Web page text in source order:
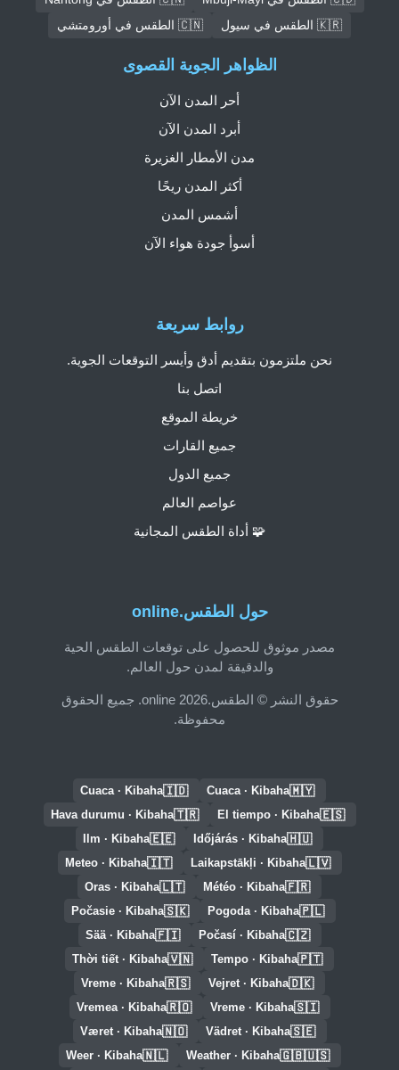
🇰🇷 الطقس في سيول
🇨🇳 الطقس في أورومتشي
حول الطقس.online
مصدر موثوق للحصول على توقعات الطقس الحية
والدقيقة لمدن حول العالم.
حقوق النشر © الطقس.online 2026. جميع الحقوق
محفوظة.
روابط سريعة
نحن ملتزمون بتقديم أدق وأيسر التوقعات الجوية.
اتصل بنا
خريطة الموقع
جميع القارات
جميع الدول
عواصم العالم
🧩 أداة الطقس المجانية
الظواهر الجوية القصوى
أحر المدن الآن
أبرد المدن الآن
مدن الأمطار الغزيرة
أكثر المدن ريحًا
أشمس المدن
أسوأ جودة هواء الآن
🇲🇾
Cuaca · Kibaha
🇮🇩
Cuaca · Kibaha
🇪🇸
El tiempo · Kibaha
🇹🇷
Hava durumu · Kibaha
🇭🇺
Időjárás · Kibaha
🇪🇪
Ilm · Kibaha
🇱🇻
Laikapstākļi · Kibaha
🇮🇹
Meteo · Kibaha
🇫🇷
Météo · Kibaha
🇱🇹
Oras · Kibaha
🇵🇱
Pogoda · Kibaha
🇸🇰
Počasie · Kibaha
🇨🇿
Počasí · Kibaha
🇫🇮
Sää · Kibaha
🇵🇹
Tempo · Kibaha
🇻🇳
Thời tiết · Kibaha
🇩🇰
Vejret · Kibaha
🇷🇸
Vreme · Kibaha
🇸🇮
Vreme · Kibaha
🇷🇴
Vremea · Kibaha
🇸🇪
Vädret · Kibaha
🇳🇴
Været · Kibaha
🇬🇧🇺🇸
Weather · Kibaha
🇳🇱
Weer · Kibaha